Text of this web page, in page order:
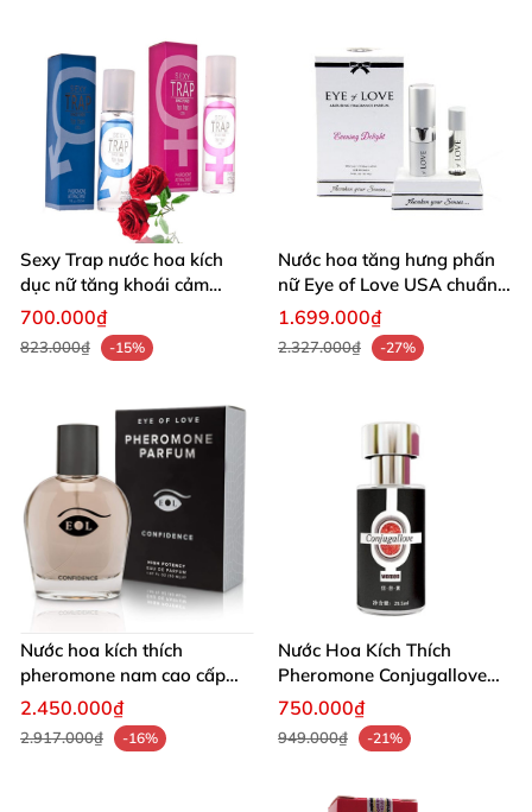
Sexy Trap nước hoa kích
dục nữ tăng khoái cảm
mạnh mẽ
700.000₫
823.000₫ -15%
Nước hoa tăng hưng phấn
nữ Eye of Love USA chuẩn
Mỹ
1.699.000₫
2.327.000₫ -27%
Nước hoa kích thích
pheromone nam cao cấp
USA thu hút phái nữ
2.450.000₫
2.917.000₫ -16%
Nước Hoa Kích Thích
Pheromone Conjugallove
Tăng Ham Muốn
750.000₫
949.000₫ -21%